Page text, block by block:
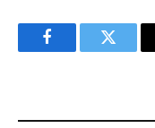
FacebookTwitter